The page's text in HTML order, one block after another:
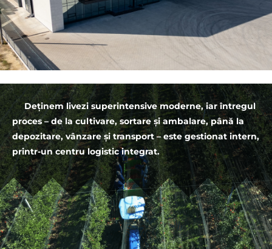
Deținem livezi superintensive moderne, iar întregul
proces – de la cultivare, sortare și ambalare, până la
depozitare, vânzare și transport – este gestionat intern,
printr-un centru logistic integrat.